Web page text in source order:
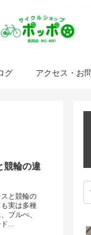
グ アクセス・お
競輪の違
と競輪の
実は多種
ブルぺ、
...